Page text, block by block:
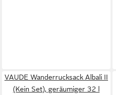
VAUDE Wanderrucksack Albali II
(Kein Set), geräumiger 32 l